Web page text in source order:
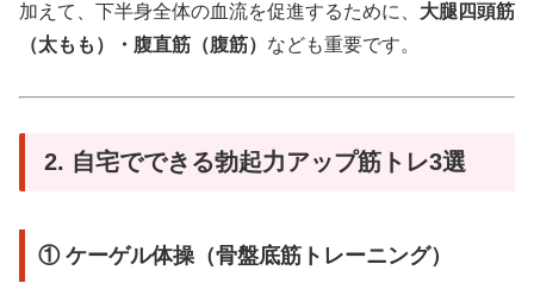
加えて、下半身全体の血流を促進するために、 大腿四頭筋
（太もも）・腹直筋（腹筋） なども重要です。
2. 自宅でできる勃起力アップ筋トレ3選
① ケーゲル体操（骨盤底筋トレーニング）